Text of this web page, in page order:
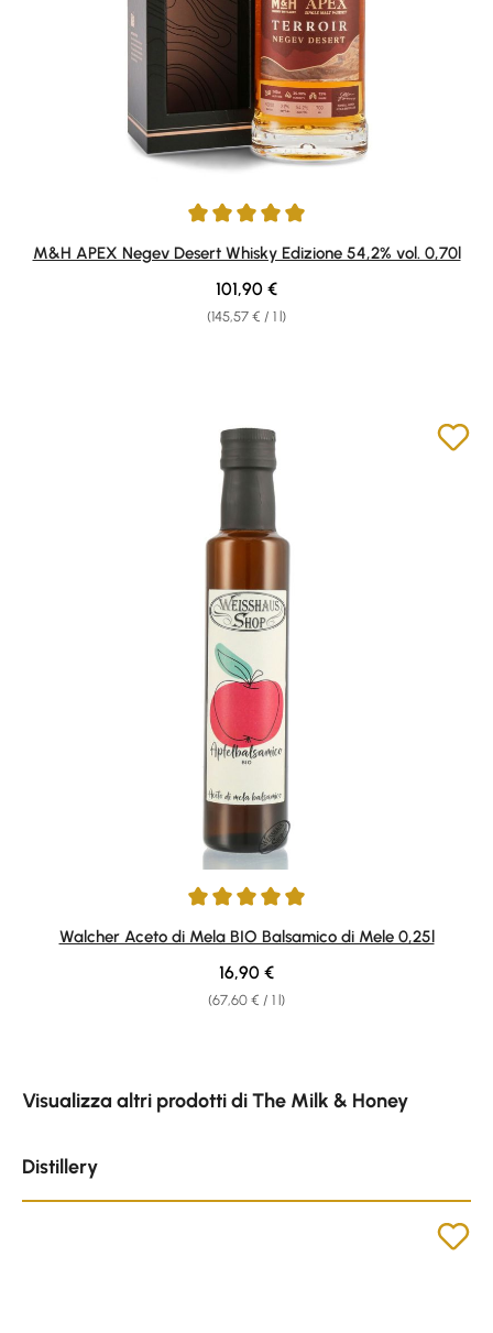
Average rating of 5 out of 5 stars
M&H APEX Negev Desert Whisky Edizione 54,2% vol. 0,70l
(145,57 € / 1 l)
Regular price:
101,90 €
Average rating of 5 out of 5 stars
Walcher Aceto di Mela BIO Balsamico di Mele 0,25l
(67,60 € / 1 l)
Regular price:
16,90 €
Visualizza altri prodotti di The Milk & Honey
Distillery